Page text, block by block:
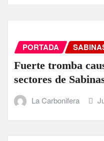
PORTADA
Fuerte tromba
sectores de
La Carbonifera